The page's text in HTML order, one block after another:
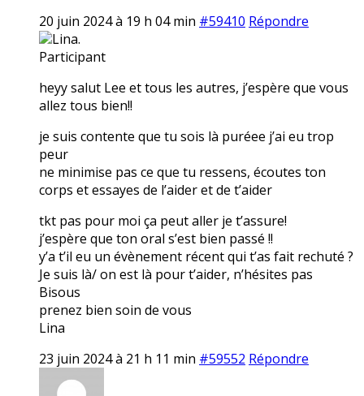
20 juin 2024 à 19 h 04 min #59410 Répondre
Lina.
Participant
heyy salut Lee et tous les autres, j’espère que vous
allez tous bien!!
je suis contente que tu sois là puréee j’ai eu trop
peur
ne minimise pas ce que tu ressens, écoutes ton
corps et essayes de l’aider et de t’aider
tkt pas pour moi ça peut aller je t’assure!
j’espère que ton oral s’est bien passé !!
y’a t’il eu un évènement récent qui t’as fait rechuté ?
Je suis là/ on est là pour t’aider, n’hésites pas
Bisous
prenez bien soin de vous
Lina
23 juin 2024 à 21 h 11 min #59552 Répondre